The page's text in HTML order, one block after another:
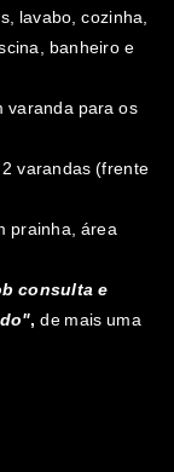
lavabo, cozinha,
banheiro e
varanda para os
varandas (frente
prainha, área
consulta e
, de mais uma